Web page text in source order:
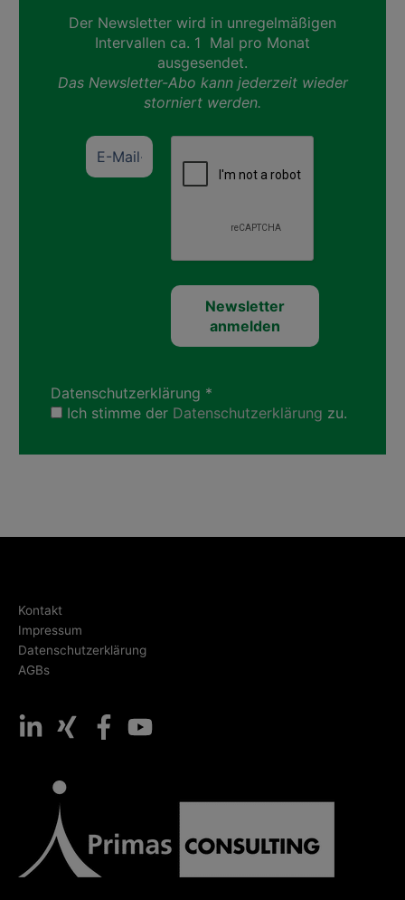
Der Newsletter wird in unregelmäßigen
Intervallen ca. 1 Mal pro Monat
ausgesendet.
Das Newsletter-Abo kann jederzeit wieder
storniert werden.
Datenschutzerklärung *
Ich stimme der Datenschutzerklärung zu.
Kontakt
Impressum
Datenschutzerklärung
AGBs